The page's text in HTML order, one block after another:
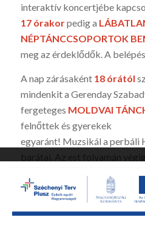
interaktív koncertjébe
17 órakorpedig a
NÉPTÁNCCSOPORTOK
meg az érdeklődők. A
A nap zárásaként 18 órától
mindenkit a Gerenday
fergeteges MOLDVAI
felnőttek és gyerekek
egyaránt! Muzsikál a perbáli
Ez a webhely sütiket használ. A
Ön elfogadja a
Rendben